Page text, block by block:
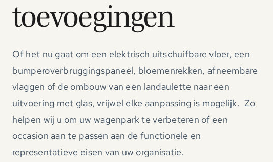
toevoegingen
Of het nu gaat om een elektrisch uitschuifbare vloer, een
bumperoverbruggingspaneel, bloemenrekken, afneembare
vlaggen of de ombouw van een landaulette naar een
uitvoering met glas, vrijwel elke aanpassing is mogelijk. Zo
helpen wij u om uw wagenpark te verbeteren of een
occasion aan te passen aan de functionele en
representatieve eisen van uw organisatie.